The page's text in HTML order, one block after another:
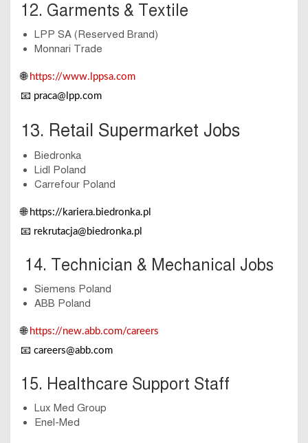
12. Garments & Textile
LPP SA (Reserved Brand)
Monnari Trade
🌐 https://www.lppsa.com
📧 praca@lpp.com
13. Retail Supermarket Jobs
Biedronka
Lidl Poland
Carrefour Poland
🌐 https://kariera.biedronka.pl
📧 rekrutacja@biedronka.pl
14. Technician & Mechanical Jobs
Siemens Poland
ABB Poland
🌐 https://new.abb.com/careers
📧 careers@abb.com
15. Healthcare Support Staff
Lux Med Group
Enel-Med